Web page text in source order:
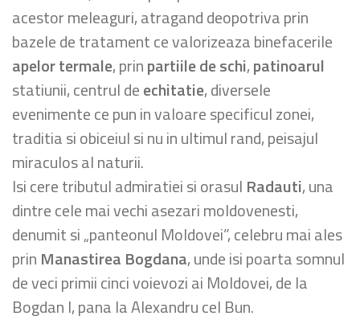
acestor meleaguri, atragand deopotriva prin
bazele de tratament ce valorizeaza binefacerile
apelor termale, prinpartiile de schi,patinoarul
statiunii, centrul deechitatie, diversele
evenimente ce pun in valoare specificul zonei,
traditia si obiceiul si nu in ultimul rand, peisajul
miraculos al naturii.
Isi cere tributul admiratiei si orasul Radauti, una
dintre cele mai vechi asezari moldovenesti,
denumit si „panteonul Moldovei”, celebru mai ales
prin Manastirea Bogdana, unde isi poarta somnul
de veci primii cinci voievozi ai Moldovei, de la
Bogdan I, pana la Alexandru cel Bun.